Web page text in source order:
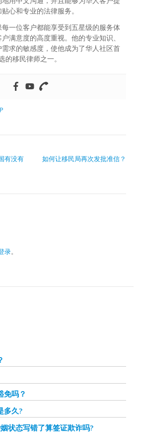
心和专业的法律服务。
一位客户都能享受到五星级的服务体
满意度的高度重视。他的专业知识、
求的敏感度，使他成为了华人社区首
的移民律师之一。
有没有
如何让移民局再次发批准信？
录。
免吗？
多久?
状态写错了算签证欺诈吗?